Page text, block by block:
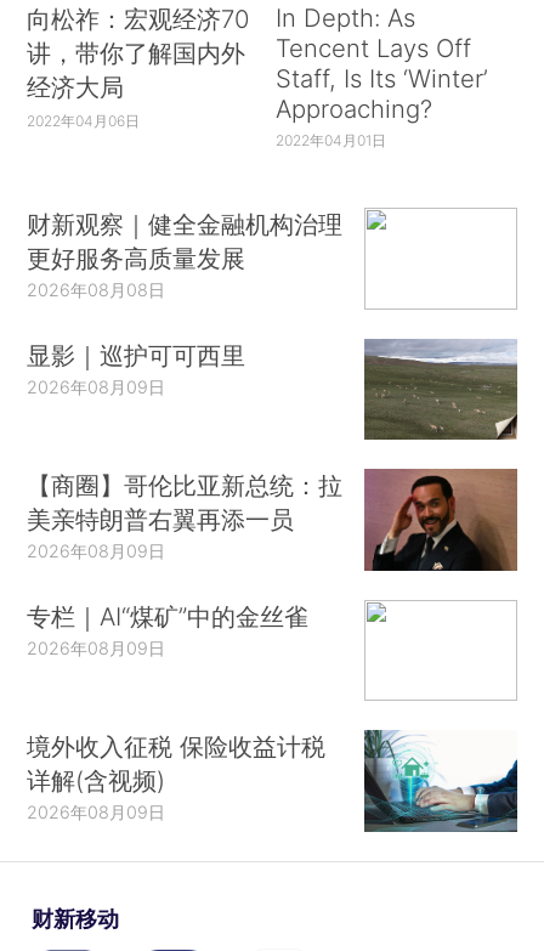
向松祚：宏观经济70
讲，带你了解国内外
经济大局
2022年04月06日
In Depth: As
Tencent Lays Off
Staff, Is Its ‘Winter’
Approaching?
2022年04月01日
财新观察｜健全金融机构治理
更好服务高质量发展
2026年08月08日
显影｜巡护可可西里
2026年08月09日
【商圈】哥伦比亚新总统：拉
美亲特朗普右翼再添一员
2026年08月09日
专栏｜AI“煤矿”中的金丝雀
2026年08月09日
境外收入征税 保险收益计税
详解(含视频)
2026年08月09日
财新移动